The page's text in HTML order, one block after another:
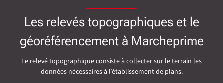
Les relevés topographiques et le
géoréférencement à Marcheprime
Le relevé topographique consiste à collecter sur le terrain les
données nécessaires à l’établissement de plans.